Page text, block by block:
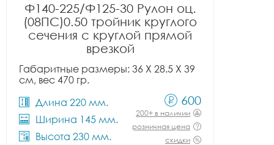
Ф140-225/Ф125-30 Рулон оц.
(08ПС)0.50 тройник круглого
сечения с круглой прямой
врезкой
Габаритные размеры: 36 X 28.5 X 39
см, вес 470 гр.
Длина 220 мм.
Ширина 145 мм.
Высота 230 мм.
600
200+ в наличии
розничная цена
скидки